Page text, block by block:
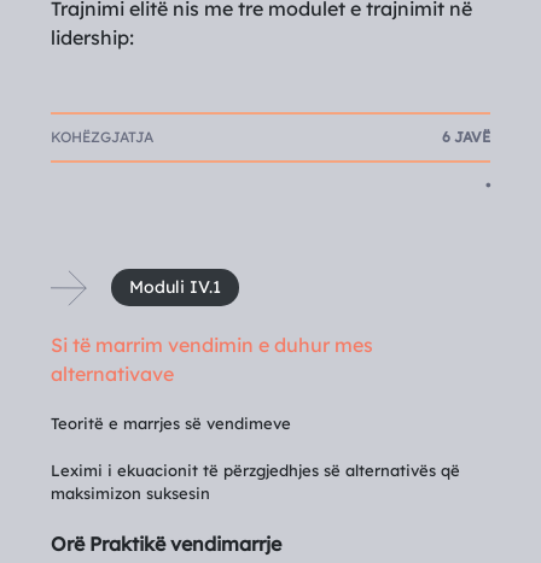
Trajnimi elitë nis me tre modulet e trajnimit në
lidership:
KOHËZGJATJA 6 JAVË
•
Moduli IV.1
Si të marrim vendimin e duhur mes
alternativave
Teoritë e marrjes së vendimeve
Leximi i ekuacionit të përzgjedhjes së alternativës që
maksimizon suksesin
Orë Praktikë vendimarrje